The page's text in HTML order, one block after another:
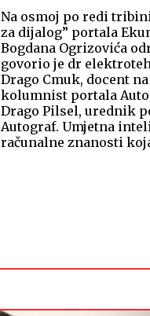
Na osmoj po redi
za dijalog” portala
Bogdana Ogrizovića
govorio je dr
Drago Cmuk, docent
kolumnist portala
Drago Pilsel, urednik
Autograf. Umjetna
računalne znanosti